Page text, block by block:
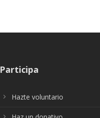
Participa
Hazte voluntario